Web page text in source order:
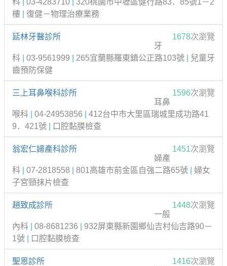
樓
復健－物理治療業務
延林牙醫診所 1678次瀏覽
牙
科
03-9561999 265宜蘭縣羅東鎮公正路103號
兒童牙
齒預防保健
三上耳鼻喉科診所 1596次瀏覽
耳鼻
喉科
04-24953856
412台中市大里區瑞城里成功路41
9．421號
口腔黏膜檢查
翁宏仁婦產科診所 1451次瀏覽
婦產
科
07-2818558 801高雄市前金區自強二路65號
婦女
子宮頸抹片檢查
趙致成診所 1448次瀏覽
一般
內科
08-8681236
932屏東縣新園鄉仙吉村仙吉路90－
1號
口腔黏膜檢查
聖恩診所 1416次瀏覽